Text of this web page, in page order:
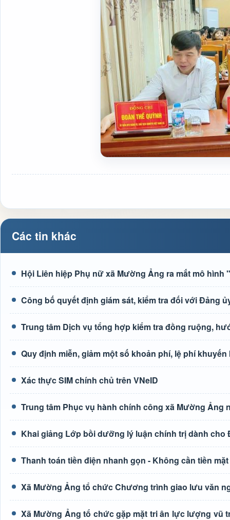
Các tin khác
Hội Liên hiệp Phụ nữ xã Mường Ảng ra mắt mô
Công bố quyết định giám sát, kiểm tra đối với Đảng
Trung tâm Dịch vụ tổng hợp kiểm tra đồng ruộng,
Quy định miễn, giảm một số khoản phí, lệ phí
Xác thực SIM chính chủ trên VNeID
Trung tâm Phục vụ hành chính công xã Mường Ảng
Khai giảng Lớp bồi dưỡng lý luận chính trị dành cho
Thanh toán tiền điện nhanh gọn - Không cần tiền mặt
Xã Mường Ảng tổ chức Chương trình giao lưu văn
Xã Mường Ảng tổ chức gặp mặt tri ân lực lượng vũ